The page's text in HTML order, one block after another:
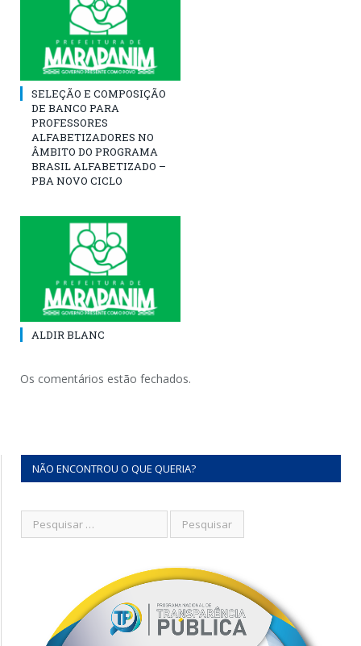
SELEÇÃO E COMPOSIÇÃO
DE BANCO PARA
PROFESSORES
ALFABETIZADORES NO
ÂMBITO DO PROGRAMA
BRASIL ALFABETIZADO –
PBA NOVO CICLO
ALDIR BLANC
Os comentários estão fechados.
NÃO ENCONTROU O QUE QUERIA?